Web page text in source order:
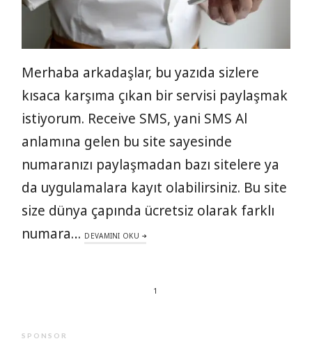
Merhaba arkadaşlar, bu yazıda sizlere
kısaca karşıma çıkan bir servisi paylaşmak
istiyorum. Receive SMS, yani SMS Al
anlamına gelen bu site sayesinde
numaranızı paylaşmadan bazı sitelere ya
da uygulamalara kayıt olabilirsiniz. Bu site
size dünya çapında ücretsiz olarak farklı
numara… DEVAMINI OKU
1
SPONSOR